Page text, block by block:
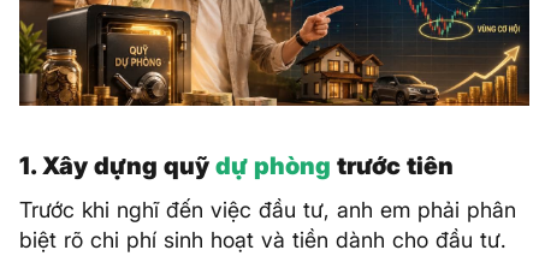
1. Xây dựng quỹ dự phòng trước tiên
Trước khi nghĩ đến việc đầu tư, anh em phải phân
biệt rõ chi phí sinh hoạt và tiền dành cho đầu tư.